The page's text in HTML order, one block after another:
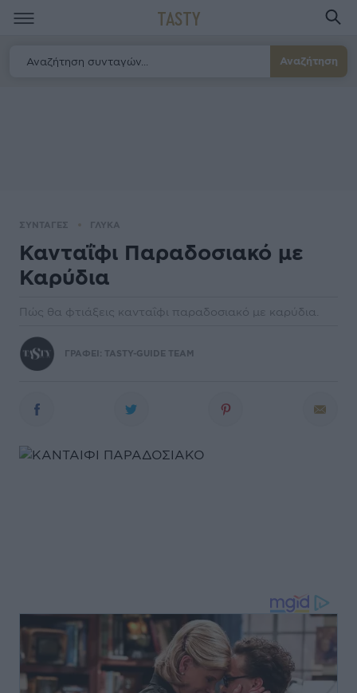
TASTY
Αναζήτηση
ΣΥΝΤΑΓΕΣ ΓΛΥΚΑ
Κανταΐφι Παραδοσιακό µε
Καρύδια
Πώς θα φτιάξεις κανταΐφι παραδοσιακό µε καρύδια.
ΓΡΑΦΕΙ: TASTY-GUIDE TEAM